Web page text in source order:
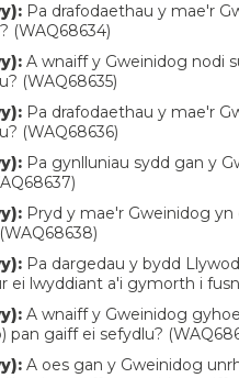
Pa drafodaethau y mae'r
(WAQ68634)
A wnaiff y Gweinidog nodi
(WAQ68635)
Pa drafodaethau y mae'r
(WAQ68636)
Pa gynlluniau sydd gan y
Pryd y mae'r Gweinidog
Pa dargedau y bydd
ei lwyddiant a'i gymorth i
A wnaiff y Gweinidog
pan gaiff ei sefydlu?
A oes gan y Gweinidog